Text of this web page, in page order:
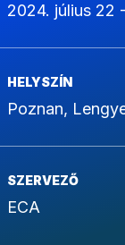
2024. július 22
HELYSZÍN
Poznan,
SZERVEZŐ
ECA